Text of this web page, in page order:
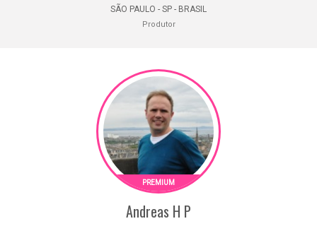
SÃO PAULO - SP - BRASIL
Produtor
Andreas H P